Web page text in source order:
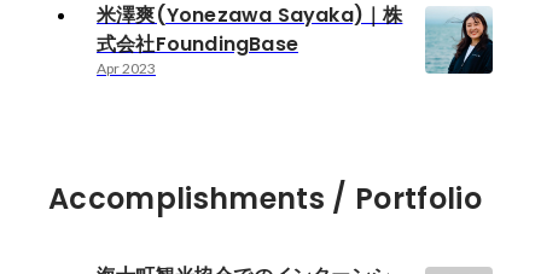
米澤爽(Yonezawa Sayaka)｜株
式会社FoundingBase
Apr 2023
Accomplishments / Portfolio